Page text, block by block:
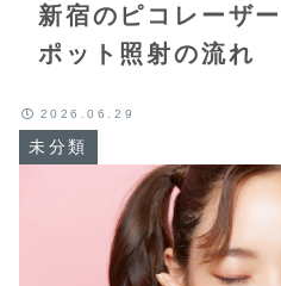
新宿のピコレーザ
ポット照射の流れ
未分類
2026.06.29